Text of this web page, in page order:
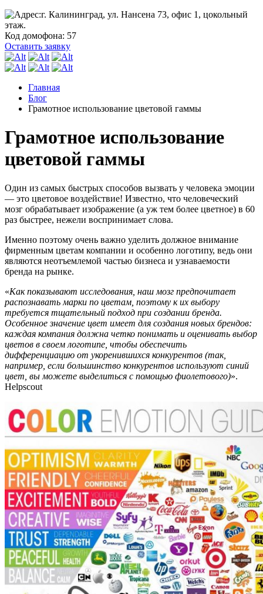
г. Калининград, ул. Нансена 73, офис 1, цокольный
этаж.
Код домофона: 57
Оставить заявку
Главная
Блог
Грамотное использование цветовой гаммы
Грамотное использование
цветовой гаммы
Один из самых быстрых способов вызвать у человека эмоции
— это цветовое воздействие! Известно, что человеческий
мозг обрабатывает изображение (а уж тем более цветное) в 60
раз быстрее, нежели воспринимает слова.
Именно поэтому очень важно уделить должное внимание
фирменным цветам компании и особенно логотипу, ведь они
являются неотъемлемой частью бизнеса и узнаваемости
бренда на рынке.
«Как показывают исследования, наш мозг предпочитает
распознавать марки по цветам, поэтому к их выбору
требуется тщательный подход при создании бренда.
Особенное значение цвет имеет для создания новых брендов:
каждая компания должна четко понимать и оценивать выбор
цветов в своем логотипе, чтобы обеспечить
дифференциацию от укоренившихся конкурентов (так,
например, если большинство конкурентов используют синий
цвет, вы можете выделиться с помощью фиолетового)».
Helpscout